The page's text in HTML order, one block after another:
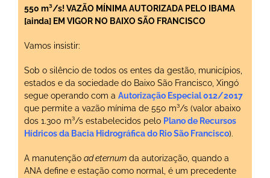
550 m³/s! VAZÃO MÍNIMA AUTORIZADA PELO IBAMA
[ainda] EM VIGOR NO BAIXO SÃO FRANCISCO
Vamos insistir:
Sob o silêncio de todos os entes da gestão, municípios,
estados e da sociedade do Baixo São Francisco, Xingó
segue operando com a Autorização Especial 012/2017
que permite a vazão mínima de 550 m³/s (valor abaixo
dos 1.300 m³/s estabelecidos pelo Plano de Recursos
Hídricos da Bacia Hidrográfica do Rio São Francisco).
A manutenção ad eternum da autorização, quando a
ANA define e estação como normal, é um precedente